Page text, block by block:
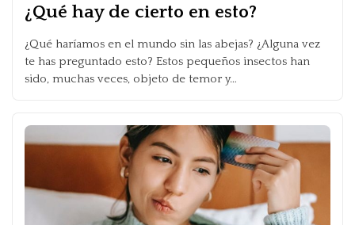
¿Qué hay de cierto en esto?
¿Qué haríamos en el mundo sin las abejas? ¿Alguna vez
te has preguntado esto? Estos pequeños insectos han
sido, muchas veces, objeto de temor y…